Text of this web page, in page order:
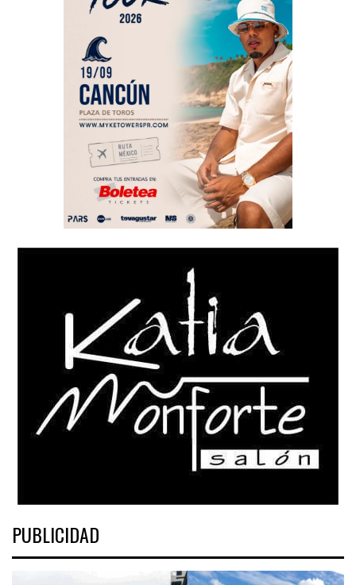
PUBLICIDAD